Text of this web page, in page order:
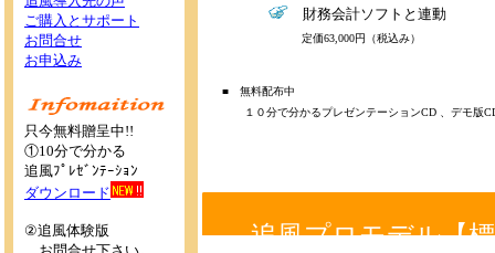
財務会計ソフトと連動
定価63,000円（税込み）
■ 無料配布中
１０分で分かるプレゼンテーションCD 、デモ
追風プロモデル【
ご購入とサポート
お問合せ
お申込み
只今無料贈呈中!!
①10分で分かる
追風ﾌﾟﾚｾﾞﾝﾃｰｼｮﾝ
ダウンロード
②追風体験版